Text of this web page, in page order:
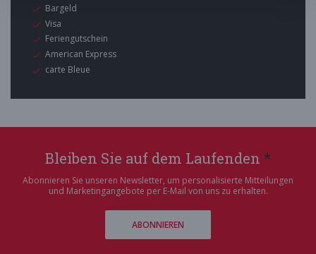
Bargeld
Visa
Feriengutschein
American Express
carte Bleue
Bleiben Sie auf dem Laufenden *
Abonnieren Sie unseren Newsletter, um personalisierte Mitteilungen
und Marketingangebote per E-Mail von uns zu erhalten.
ABONNIEREN